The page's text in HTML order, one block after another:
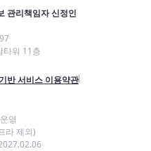
관리책임자 신정인
타워 11층
반 서비스 이용약관
영
라 제외)